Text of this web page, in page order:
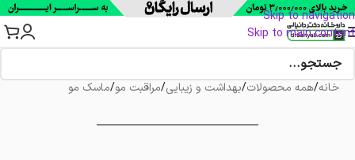
Skip to navigation
Skip to main content
خانه/همه محصولات/بهداشت و زیبایی/مراقبت مو/ماسک مو